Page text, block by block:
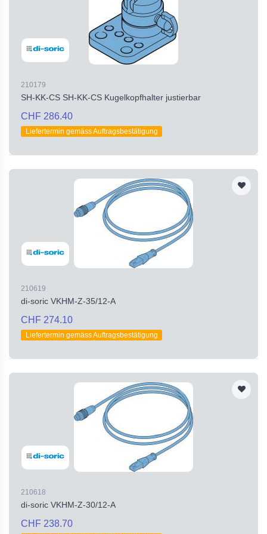
210179
SH-KK-CS SH-KK-CS Kugelkopfhalter justierbar
CHF 286.40
Liefertermin gemäss Auftragsbestätigung
210619
di-soric VKHM-Z-35/12-A
CHF 274.10
Liefertermin gemäss Auftragsbestätigung
210618
di-soric VKHM-Z-30/12-A
CHF 238.70